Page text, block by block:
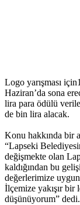
Logo yarışması
Haziran’da sona
lira para ödülü
de bin lira alacak.
Konu hakkında bir
“Lapseki
değişmekte olan
kaldığından bu
değerlerimize
İlçemize yakışır bir
düşünüyorum” dedi.